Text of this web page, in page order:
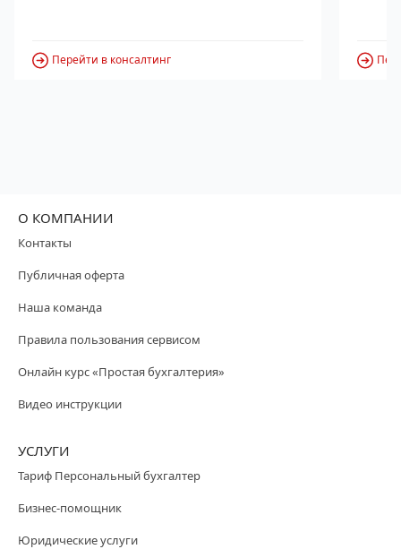
Перейти в консалтинг
О КОМПАНИИ
Контакты
Публичная оферта
Наша команда
Правила пользования сервисом
Онлайн курс «Простая бухгалтерия»
Видео инструкции
УСЛУГИ
Тариф Персональный бухгалтер
Бизнес-помощник
Юридические услуги